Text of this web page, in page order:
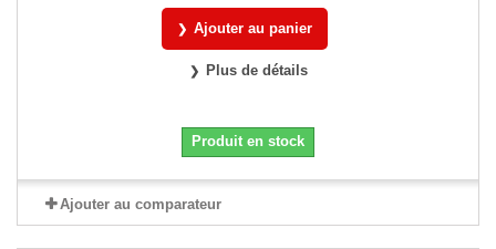
Ajouter au panier
Plus de détails
Produit en stock
Ajouter au comparateur